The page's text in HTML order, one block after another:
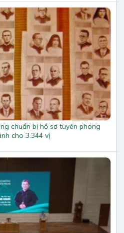
chuẩn bị hồ sơ tuyên phong
cho 3.344 vị